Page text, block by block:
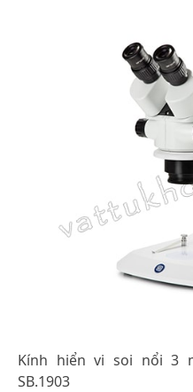
Kính hiển vi soi nổi 3
SB.1903